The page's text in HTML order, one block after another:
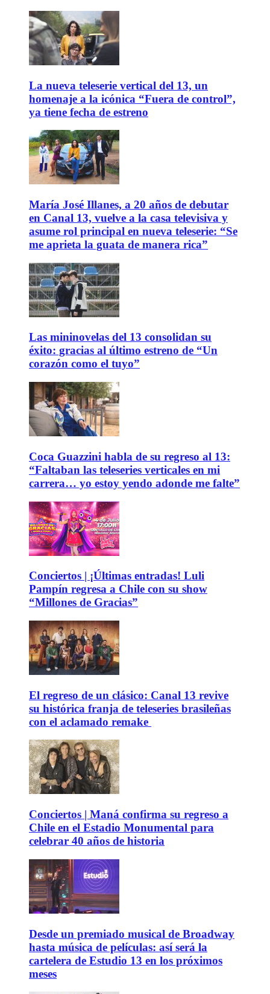
La nueva teleserie vertical del 13, un
homenaje a la icónica “Fuera de control”,
ya tiene fecha de estreno
María José Illanes, a 20 años de debutar
en Canal 13, vuelve a la casa televisiva y
asume rol principal en nueva teleserie: “Se
me aprieta la guata de manera rica”
Las mininovelas del 13 consolidan su
éxito: gracias al último estreno de “Un
corazón como el tuyo”
Coca Guazzini habla de su regreso al 13:
“Faltaban las teleseries verticales en mi
carrera… yo estoy yendo adonde me falte”
Conciertos | ¡Últimas entradas! Luli
Pampín regresa a Chile con su show
“Millones de Gracias”
El regreso de un clásico: Canal 13 revive
su histórica franja de teleseries brasileñas
con el aclamado remake
Conciertos | Maná confirma su regreso a
Chile en el Estadio Monumental para
celebrar 40 años de historia
Desde un premiado musical de Broadway
hasta música de películas: así será la
cartelera de Estudio 13 en los próximos
meses